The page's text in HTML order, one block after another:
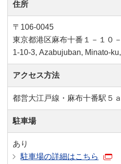
住所
〒106-0045
東京都港区麻布十番１－１０
1-10-3, Azabujuban, Minato-
アクセス方法
都営大江戸線・麻布十番駅５
駐車場
あり
駐車場の詳細はこちら